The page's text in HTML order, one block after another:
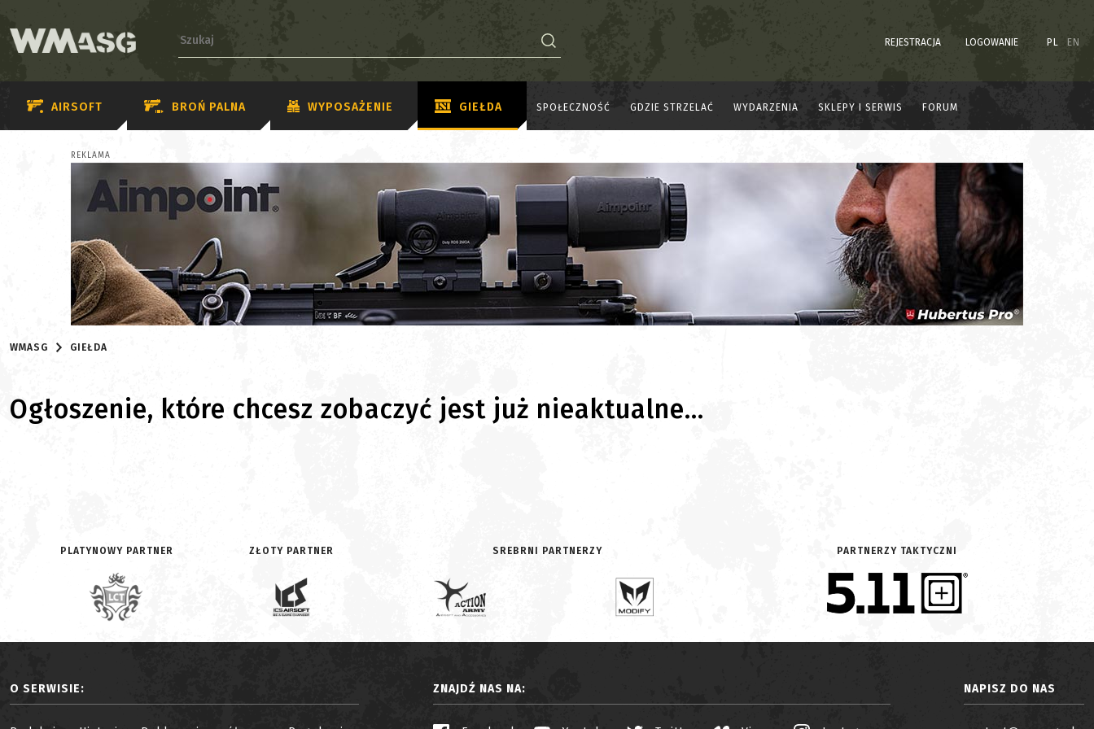
REJESTRACJA LOGOWANIE PL EN
AIRSOFT BROŃ PALNA WYPOSAŻENIE GIEŁDA SPOŁECZNOŚĆ GDZIE STRZELAĆ WYDARZENIA SKLEPY I SERWIS FORUM
REKLAMA
WMASG GIEŁDA
Ogłoszenie, które chcesz zobaczyć jest już nieaktualne...
PLATYNOWY PARTNER ZŁOTY PARTNER SREBRNI PARTNERZY PARTNERZY TAKTYCZNI
O SERWISIE: ZNAJDŹ NAS NA: NAPISZ DO NAS